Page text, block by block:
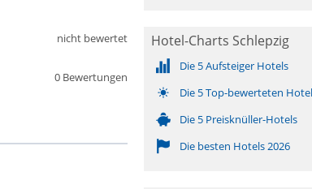
0 Bewertungen
nicht bewertet Hotel-Charts Schlepzig
Die 5 Aufsteiger Hotels
Die 5 Top-bewerteten
Die 5 Preisknüller-Hotels
Die besten Hotels 2026